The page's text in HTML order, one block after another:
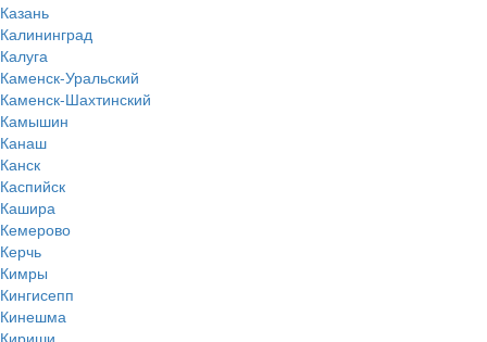
Казань
Калининград
Калуга
Каменск-Уральский
Каменск-Шахтинский
Камышин
Канаш
Канск
Каспийск
Кашира
Кемерово
Керчь
Кимры
Кингисепп
Кинешма
Кириши